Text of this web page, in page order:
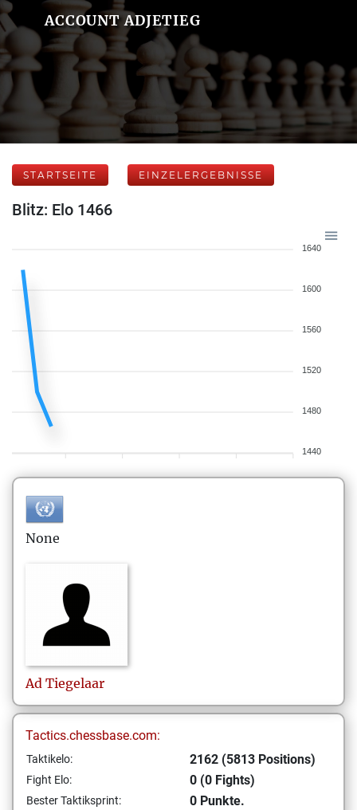
ACCOUNT ADJETIEG
STARTSEITE EINZELERGEBNISSE
Blitz: Elo 1466
1640
1600
1560
1520
1480
1440
None
Ad Tiegelaar
Tactics.chessbase.com:
Taktikelo: 2162 (5813 Positions)
Fight Elo: 0 (0 Fights)
Bester Taktiksprint: 0 Punkte.